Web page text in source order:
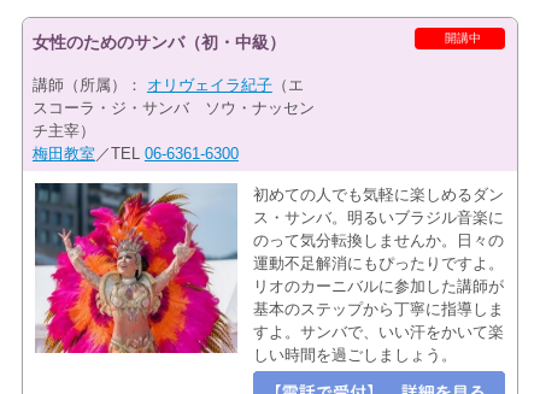
開講中
女性のためのサンバ（初・中級）
講師（所属）： オリヴェイラ紀子（エ
スコーラ・ジ・サンバ ソウ・ナッセン
チ主宰）
梅田教室 ／TEL 06-6361-6300
初めての人でも気軽に楽しめるダン
ス・サンバ。明るいブラジル音楽に
のって気分転換しませんか。日々の
運動不足解消にもぴったりですよ。
リオのカーニバルに参加した講師が
基本のステップから丁寧に指導しま
すよ。サンバで、いい汗をかいて楽
しい時間を過ごしましょう。